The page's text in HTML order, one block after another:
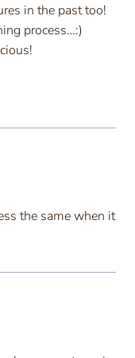
in the past too!
process…:)
the same when it